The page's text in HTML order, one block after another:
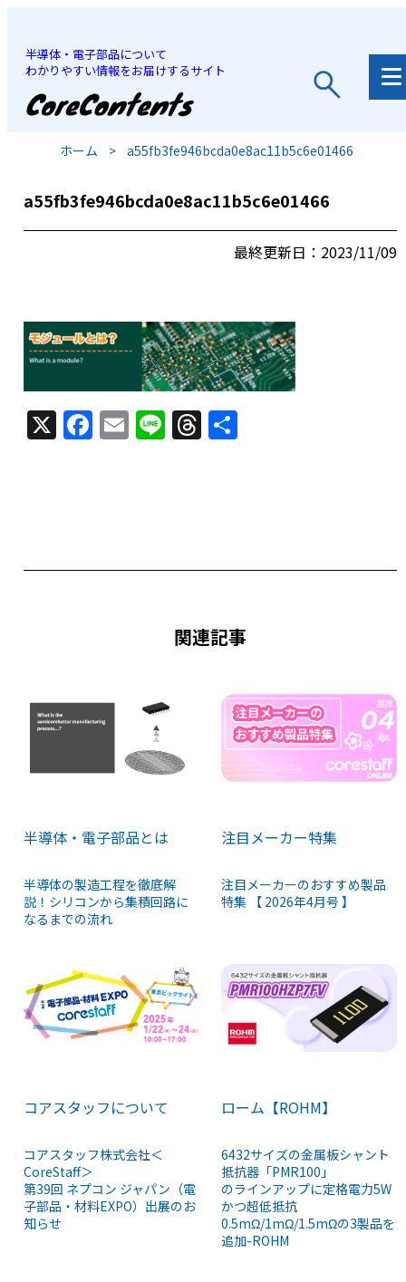
半導体・電子部品について
わかりやすい情報をお届けするサイト
JP
ホーム > a55fb3fe946bcda0e8ac11b5c6e01466
a55fb3fe946bcda0e8ac11b5c6e01466
最終更新日：2023/11/09
X F
a
o
E
m
Li
n
T
h
s
関連記事
半導体・電子部品とは
半導体の製造工程を徹底解
説！シリコンから集積回路に
なるまでの流れ
注目メーカー特集
注目メーカーのおすすめ製品
特集 【 2026年4月号 】
コアスタッフについて
コアスタッフ株式会社＜
CoreStaff＞
第39回 ネプコン ジャパン（電
子部品・材料EXPO）出展のお
知らせ
ローム【ROHM】
6432サイズの金属板シャント
抵抗器「PMR100」
のラインアップに定格電力5W
かつ超低抵抗
0.5mΩ/1mΩ/1.5mΩの3製品を
追加-ROHM